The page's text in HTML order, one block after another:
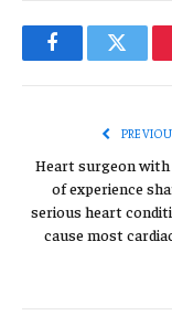
FacebookTwitter
Heart surgeon with
of experience
serious heart
cause most